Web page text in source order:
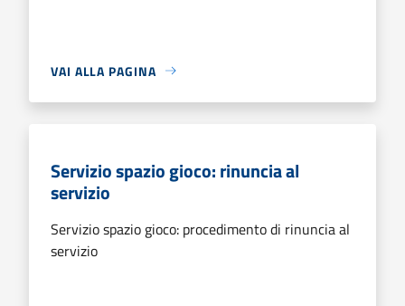
VAI ALLA PAGINA
Servizio spazio gioco: rinuncia al
servizio
Servizio spazio gioco: procedimento di rinuncia al
servizio